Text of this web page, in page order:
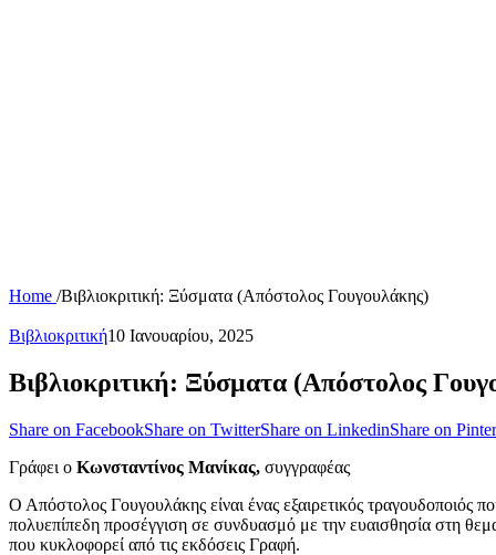
Home /Βιβλιοκριτική: Ξύσματα (Απόστολος Γουγουλάκης)
Βιβλιοκριτική10 Ιανουαρίου, 2025
Βιβλιοκριτική: Ξύσματα (Απόστολος
Share on FacebookShare on TwitterShare on LinkedinShare on
Γράφει ο Κωνσταντίνος Μανίκας, συγγραφέας
Ο Απόστολος Γουγουλάκης είναι ένας εξαιρετικός τραγουδοποιός
πολυεπίπεδη προσέγγιση σε συνδυασμό με την ευαισθησία στη
που κυκλοφορεί από τις εκδόσεις Γραφή.